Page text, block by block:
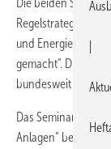
Die beiden
Regelstrategien
und
gemacht“. Die
bundesweit von
Das Seminar
Anlagen“